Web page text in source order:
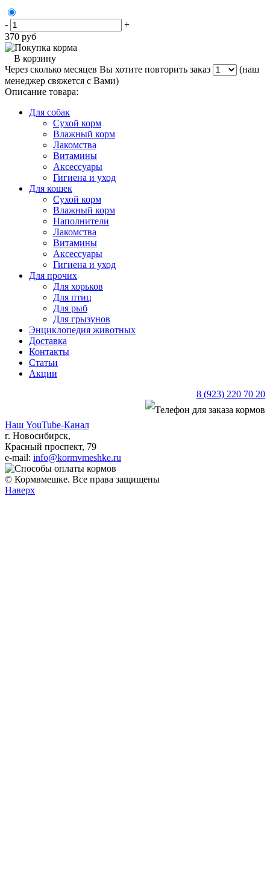
-
+
370 руб
В корзину
Через сколько месяцев Вы хотите повторить заказ
(наш
менеджер свяжется с Вами)
Описание товара:
Для собак
Сухой корм
Влажный корм
Лакомства
Витамины
Аксессуары
Гигиена и уход
Для кошек
Сухой корм
Влажный корм
Наполнители
Лакомства
Витамины
Аксессуары
Гигиена и уход
Для прочих
Для хорьков
Для птиц
Для рыб
Для грызунов
Энциклопедия животных
Доставка
Контакты
Статьи
Акции
8 (923) 220 70 20
Наш YouTube-Канал
г. Новосибирск,
Красный проспект, 79
e-mail: info@kormvmeshke.ru
© Кормвмешке. Все права защищены
Наверх